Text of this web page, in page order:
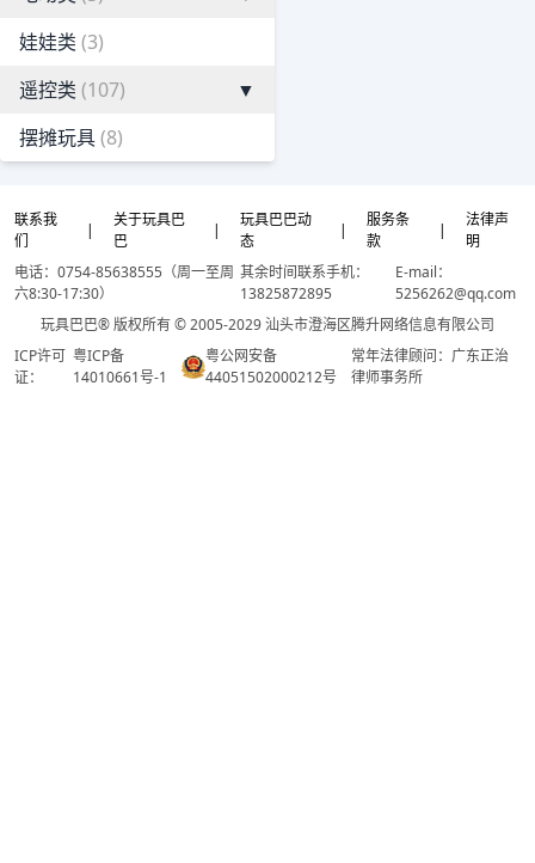
娃娃类 (3)
遥控类 (107)
▼
摆摊玩具(8)
联系我
们
|
关于玩具巴
巴
|
玩具巴巴动
态
|
服务条
款
|
法律声
明
电话：0754-85638555（周一至周
六8:30-17:30）
其余时间联系手机：
13825872895
E-mail：
5256262@qq.com
玩具巴巴® 版权所有 © 2005-2029 汕头市澄海区腾升网络信息有限公司
ICP许可
证：
粤ICP备
14010661号-1
粤公网安备
44051502000212号
常年法律顾问：广东正治
律师事务所